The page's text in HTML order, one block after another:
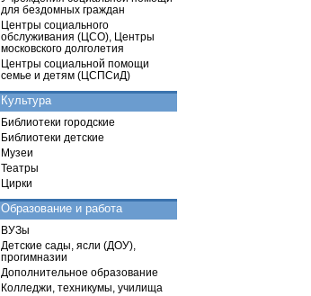
для бездомных граждан
Центры социального
обслуживания (ЦСО), Центры
московского долголетия
Центры социальной помощи
семье и детям (ЦСПСиД)
Культура
Библиотеки городские
Библиотеки детские
Музеи
Театры
Цирки
Образование и работа
ВУЗы
Детские сады, ясли (ДОУ),
прогимназии
Дополнительное образование
Колледжи, техникумы, училища